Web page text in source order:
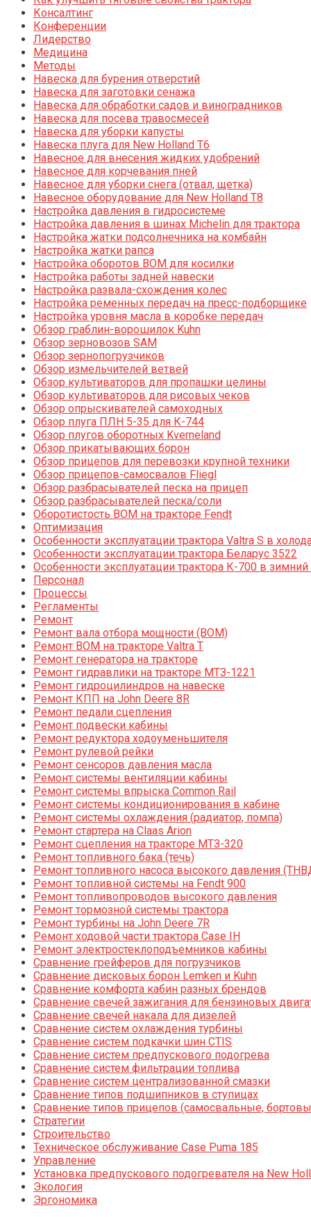
Консалтинг
Конференции
Лидерство
Медицина
Методы
Навеска для бурения отверстий
Навеска для заготовки сенажа
Навеска для обработки садов и виноградников
Навеска для посева травосмесей
Навеска для уборки капусты
Навеска плуга для New Holland T6
Навесное для внесения жидких удобрений
Навесное для корчевания пней
Навесное для уборки снега (отвал, щетка)
Навесное оборудование для New Holland T8
Настройка давления в гидросистеме
Настройка давления в шинах Michelin для трактора
Настройка жатки подсолнечника на комбайн
Настройка жатки рапса
Настройка оборотов ВОМ для косилки
Настройка работы задней навески
Настройка развала-схождения колес
Настройка ременных передач на пресс-подборщике
Настройка уровня масла в коробке передач
Обзор граблин-ворошилок Kuhn
Обзор зерновозов SAM
Обзор зернопогрузчиков
Обзор измельчителей ветвей
Обзор культиваторов для пропашки целины
Обзор культиваторов для рисовых чеков
Обзор опрыскивателей самоходных
Обзор плуга ПЛН 5-35 для К-744
Обзор плугов оборотных Kverneland
Обзор прикатывающих борон
Обзор прицепов для перевозки крупной техники
Обзор прицепов-самосвалов Fliegl
Обзор разбрасывателей песка на прицеп
Обзор разбрасывателей песка/соли
Оборотистость ВОМ на тракторе Fendt
Оптимизация
Особенности эксплуатации трактора Valtra S в
Особенности эксплуатации трактора Беларус 3522
Особенности эксплуатации трактора К-700 в
Персонал
Процессы
Регламенты
Ремонт
Ремонт вала отбора мощности (ВОМ)
Ремонт ВОМ на тракторе Valtra T
Ремонт генератора на тракторе
Ремонт гидравлики на тракторе МТЗ-1221
Ремонт гидроцилиндров на навеске
Ремонт КПП на John Deere 8R
Ремонт педали сцепления
Ремонт подвески кабины
Ремонт редуктора ходоуменьшителя
Ремонт рулевой рейки
Ремонт сенсоров давления масла
Ремонт системы вентиляции кабины
Ремонт системы впрыска Common Rail
Ремонт системы кондиционирования в кабине
Ремонт системы охлаждения (радиатор, помпа)
Ремонт стартера на Claas Arion
Ремонт сцепления на тракторе МТЗ-320
Ремонт топливного бака (течь)
Ремонт топливного насоса высокого давления
Ремонт топливной системы на Fendt 900
Ремонт топливопроводов высокого давления
Ремонт тормозной системы трактора
Ремонт турбины на John Deere 7R
Ремонт ходовой части трактора Case IH
Ремонт электростеклоподъемников кабины
Сравнение грейферов для погрузчиков
Сравнение дисковых борон Lemken и Kuhn
Сравнение комфорта кабин разных брендов
Сравнение свечей зажигания для бензиновых
Сравнение свечей накала для дизелей
Сравнение систем охлаждения турбины
Сравнение систем подкачки шин CTIS
Сравнение систем предпускового подогрева
Сравнение систем фильтрации топлива
Сравнение систем централизованной смазки
Сравнение типов подшипников в ступицах
Сравнение типов прицепов (самосвальные,
Стратегии
Строительство
Техническое обслуживание Case Puma 185
Управление
Установка предпускового подогревателя на New
Экология
Эргономика